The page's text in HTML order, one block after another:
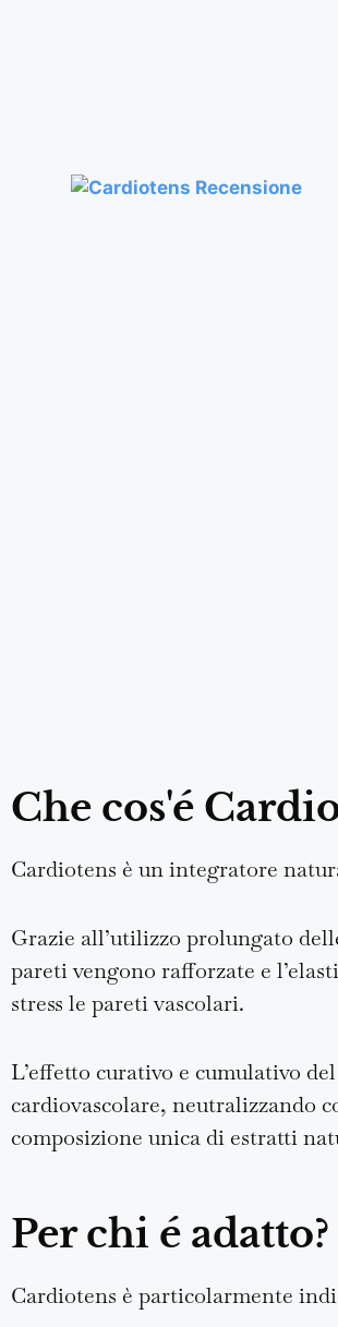
Che cos'é
Cardiotens è un integratore
Grazie all’utilizzo prolungato
pareti vengono rafforzate e
stress le pareti vascolari.
L’effetto curativo e cumulativo
cardiovascolare, neutralizzando
composizione unica di estratti
Per chi é adatto?
Cardiotens è particolarmente